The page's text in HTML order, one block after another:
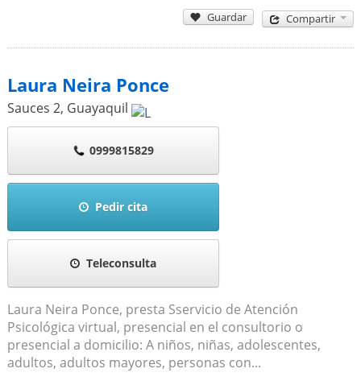
Guardar Compartir
Laura Neira Ponce
Sauces 2, Guayaquil
0999815829
Pedir cita
Teleconsulta
Laura Neira Ponce, presta Sservicio de Atención
Psicológica virtual, presencial en el consultorio o
presencial a domicilio: A niños, niñas, adolescentes,
adultos, adultos mayores, personas con...